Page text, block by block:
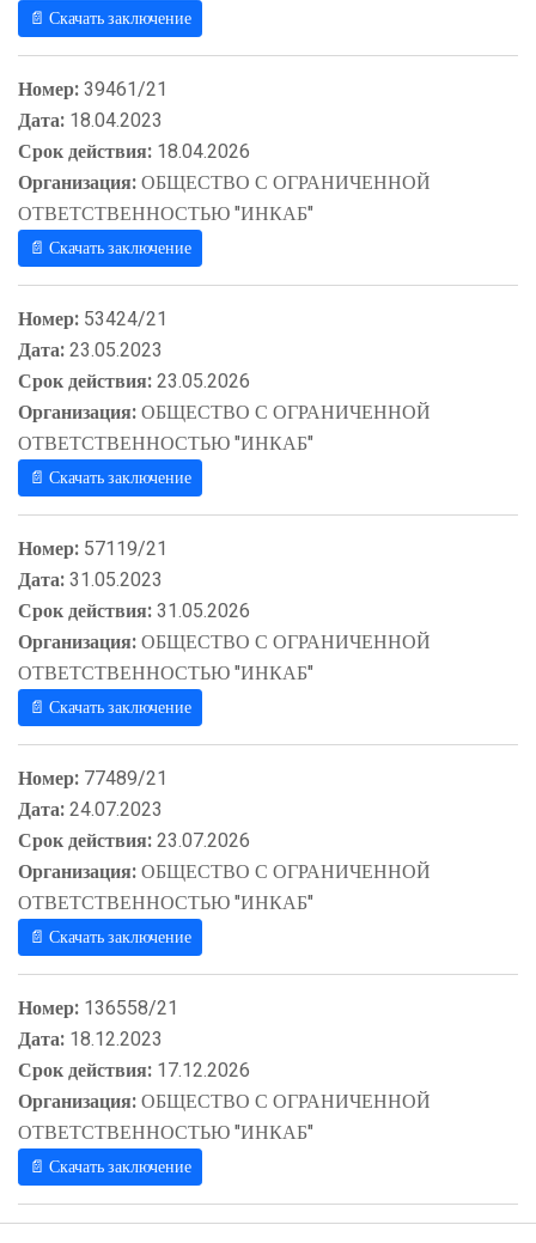
📄 Скачать заключение
Номер:39461/21
Дата: 18.04.2023
Срок действия: 18.04.2026
Организация:ОБЩЕСТВО С ОГРАНИЧЕННОЙ
ОТВЕТСТВЕННОСТЬЮ "ИНКАБ"
📄 Скачать заключение
Номер: 53424/21
Дата:23.05.2023
Срок действия:23.05.2026
Организация:ОБЩЕСТВО С ОГРАНИЧЕННОЙ
ОТВЕТСТВЕННОСТЬЮ "ИНКАБ"
📄 Скачать заключение
Номер: 57119/21
Дата:31.05.2023
Срок действия:31.05.2026
Организация:ОБЩЕСТВО С ОГРАНИЧЕННОЙ
ОТВЕТСТВЕННОСТЬЮ "ИНКАБ"
📄 Скачать заключение
Номер: 77489/21
Дата:24.07.2023
Срок действия:23.07.2026
Организация:ОБЩЕСТВО С ОГРАНИЧЕННОЙ
ОТВЕТСТВЕННОСТЬЮ "ИНКАБ"
📄 Скачать заключение
Номер: 136558/21
Дата: 18.12.2023
Срок действия: 17.12.2026
Организация:ОБЩЕСТВО С ОГРАНИЧЕННОЙ
ОТВЕТСТВЕННОСТЬЮ "ИНКАБ"
📄 Скачать заключение